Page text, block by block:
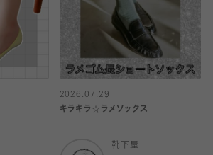
2026.07.29
キラキラ☆ラメソックス
靴下屋